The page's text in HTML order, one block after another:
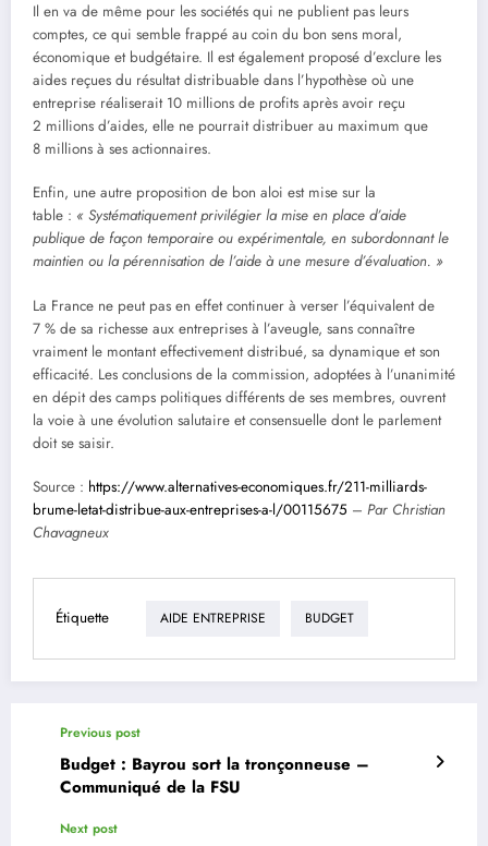
Il en va de même pour les sociétés qui ne publient pas leurs
comptes, ce qui semble frappé au coin du bon sens moral,
économique et budgétaire. Il est également proposé d’exclure les
aides reçues du résultat distribuable dans l’hypothèse où une
entreprise réaliserait 10 millions de profits après avoir reçu
2 millions d’aides, elle ne pourrait distribuer au maximum que
8 millions à ses actionnaires.
Enfin, une autre proposition de bon aloi est mise sur la
table : « Systématiquement privilégier la mise en place d’aide
publique de façon temporaire ou expérimentale, en subordonnant le
maintien ou la pérennisation de l’aide à une mesure d’évaluation. »
La France ne peut pas en effet continuer à verser l’équivalent de
7 % de sa richesse aux entreprises à l’aveugle, sans connaître
vraiment le montant effectivement distribué, sa dynamique et son
efficacité. Les conclusions de la commission, adoptées à l’unanimité
en dépit des camps politiques différents de ses membres, ouvrent
la voie à une évolution salutaire et consensuelle dont le parlement
doit se saisir.
Source : https://www.alternatives-economiques.fr/211-milliards-
brume-letat-distribue-aux-entreprises-a-l/00115675 – Par Christian
Chavagneux
Étiquette AIDE ENTREPRISE BUDGET
Previous post
Budget : Bayrou sort la tronçonneuse –
Communiqué de la FSU
Next post